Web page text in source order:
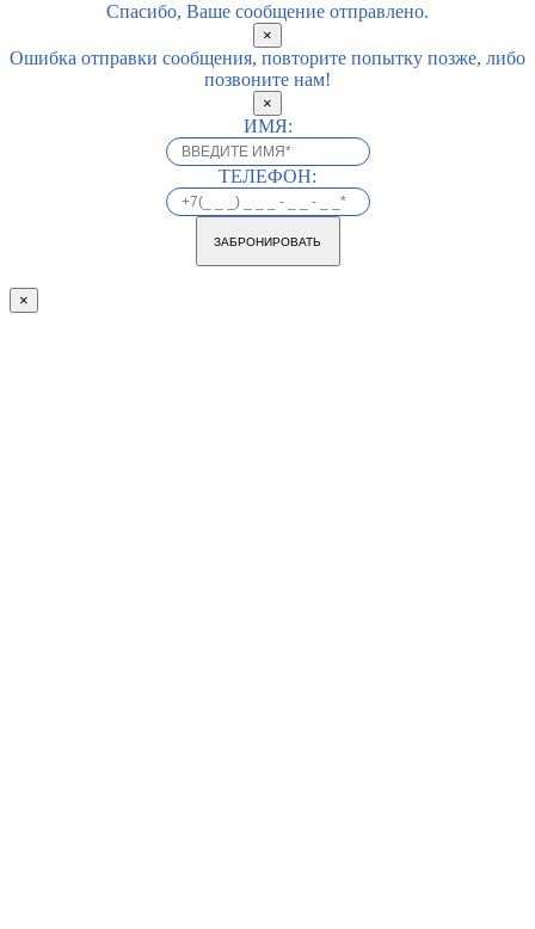
Спасибо, Ваше сообщение отправлено.
×
Ошибка отправки сообщения, повторите попытку позже, либо
позвоните нам!
×
ИМЯ:
ТЕЛЕФОН:
ЗАБРОНИРОВАТЬ
×